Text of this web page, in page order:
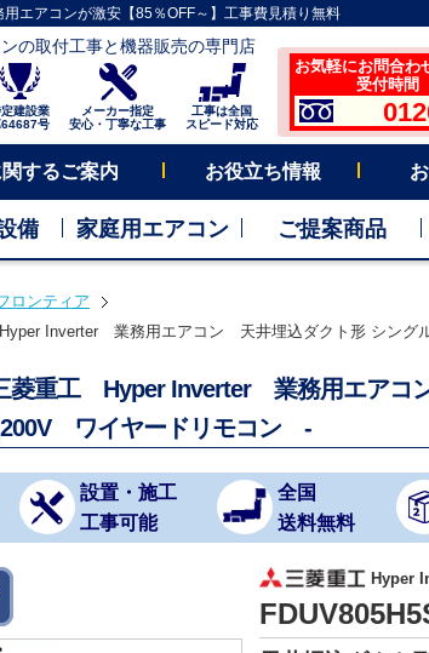
用エアコンが激安【85％OFF～】工事費見積り無料
の取付工事と機器販売の専門店
建設業
号
メーカー指定
安心・丁寧な工事
工事は全国
スピード対応
お気軽にお問合わ
受付時間
するご案内 お役立ち情報
備 家庭用エアコン ご提案商品
ロンティア
Inverter 業務用エアコン 天井埋込ダクト形 シング
菱重工 Hyper Inverter 業務用エアコ
ワイヤードリモコン -
設置・施工
工事可能
全国
送料無料
Hyper